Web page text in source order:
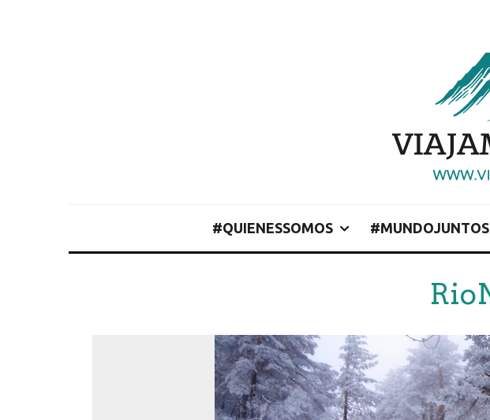
#QUIENESSOMOS #MUNDOJUNTOS